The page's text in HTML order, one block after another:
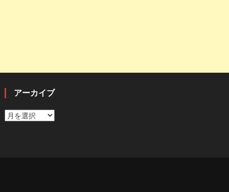
アーカイブ
ア